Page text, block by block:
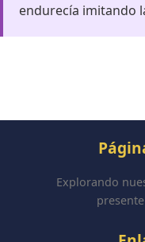
endurecía imitando
Explorando